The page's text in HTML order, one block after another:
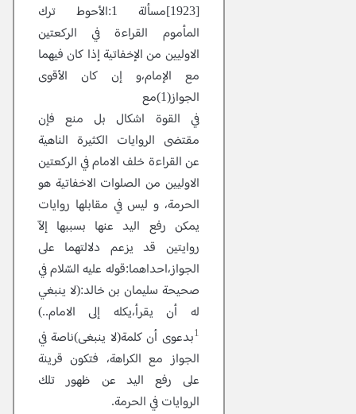
[1923]مسألة 1:الأحوط ترك
المأموم القراءة في الركعتين
الاوليين من الإخفاتية إذا كان فيهما
مع الإمام،و إن كان الأقوى
الجواز(1)مع
في القوة اشكال بل منع فإن
مقتضى الروايات الكثيرة الناهية
عن القراءة خلف الامام في الركعتين
الاوليين من الصلوات الاخفاتية هو
الحرمة، و ليس في مقابلها روايات
يمكن رفع اليد عنها بسببها إلاّ
روايتين قد يزعم دلالتهما على
الجواز،احداهما:قوله عليه السّلام في
صحيحة سليمان بن خالد:(لا ينبغي
له أن يقرأ،يكله إلى الامام..)
1بدعوى أن كلمة(لا ينبغى)ناصة في
الجواز مع الكراهة، فتكون قرينة
على رفع اليد عن ظهور تلك
الروايات في الحرمة.